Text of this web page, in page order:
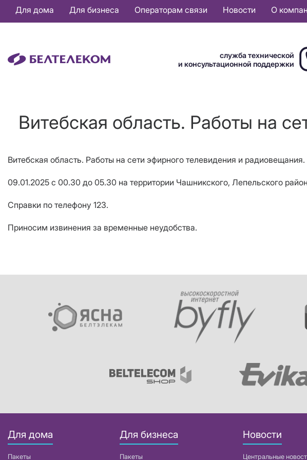
Основная
навигация
Для дома Для бизнеса Операторам связи Новости О
служба технической
и консультационной поддержки
Витебская область. Работы на
Витебская область. Работы на сети эфирного телевидения и радиовещания.
09.01.2025 с 00.30 до 05.30 на территории Чашникского, Лепельского
Справки по телефону 123.
Приносим извинения за временные неудобства.
Для дома
Пакеты
Для бизнеса
Пакеты
Новости
Центральные